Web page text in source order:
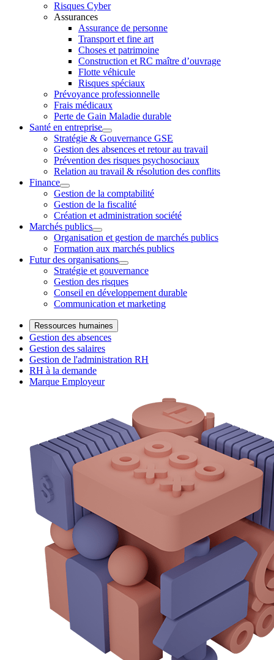
Risques Cyber
Assurances
Assurance de personne
Transport et fine art
Choses et patrimoine
Construction et RC maître d’ouvrage
Flotte véhicule
Risques spéciaux
Prévoyance professionnelle
Frais médicaux
Perte de Gain Maladie durable
Santé en entreprise
Stratégie & Gouvernance GSE
Gestion des absences et retour au travail
Prévention des risques psychosociaux
Relation au travail & résolution des conflits
Finance
Gestion de la comptabilité
Gestion de la fiscalité
Création et administration société
Marchés publics
Organisation et gestion de marchés publics
Formation aux marchés publics
Futur des organisations
Stratégie et gouvernance
Gestion des risques
Conseil en développement durable
Communication et marketing
Ressources humaines
Gestion des absences
Gestion des salaires
Gestion de l'administration RH
RH à la demande
Marque Employeur